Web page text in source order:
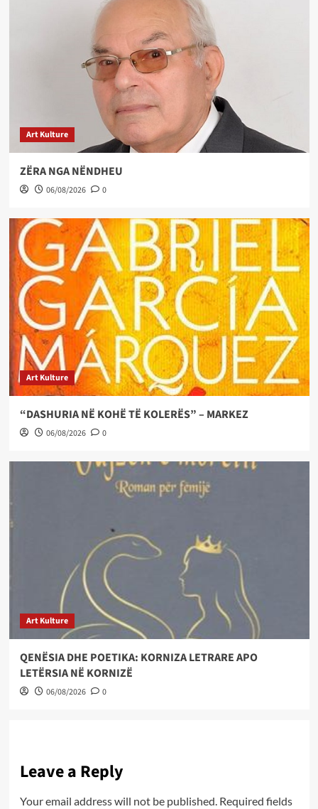
Art Kulture
ZËRA NGA NËNDHEU
06/08/2026 0
Art Kulture
“DASHURIA NË KOHË TË KOLERËS” – MARKEZ
06/08/2026 0
Art Kulture
QENËSIA DHE POETIKA: KORNIZA LETRARE APO
LETËRSIA NË KORNIZË
06/08/2026 0
Leave a Reply
Your email address will not be published. Required fields